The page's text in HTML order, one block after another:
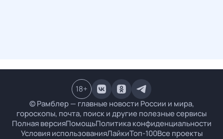
© Рамблер — главные новости России и мира,
гороскопы, почта, поиск и другие полезные сервисы
Полная версияПомощьПолитика конфиденциальности
Условия использованияЛайкиТоп-100Все проекты
18+